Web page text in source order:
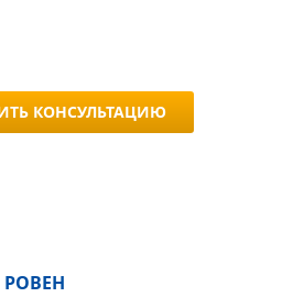
КОНСУЛЬТАЦИЮ